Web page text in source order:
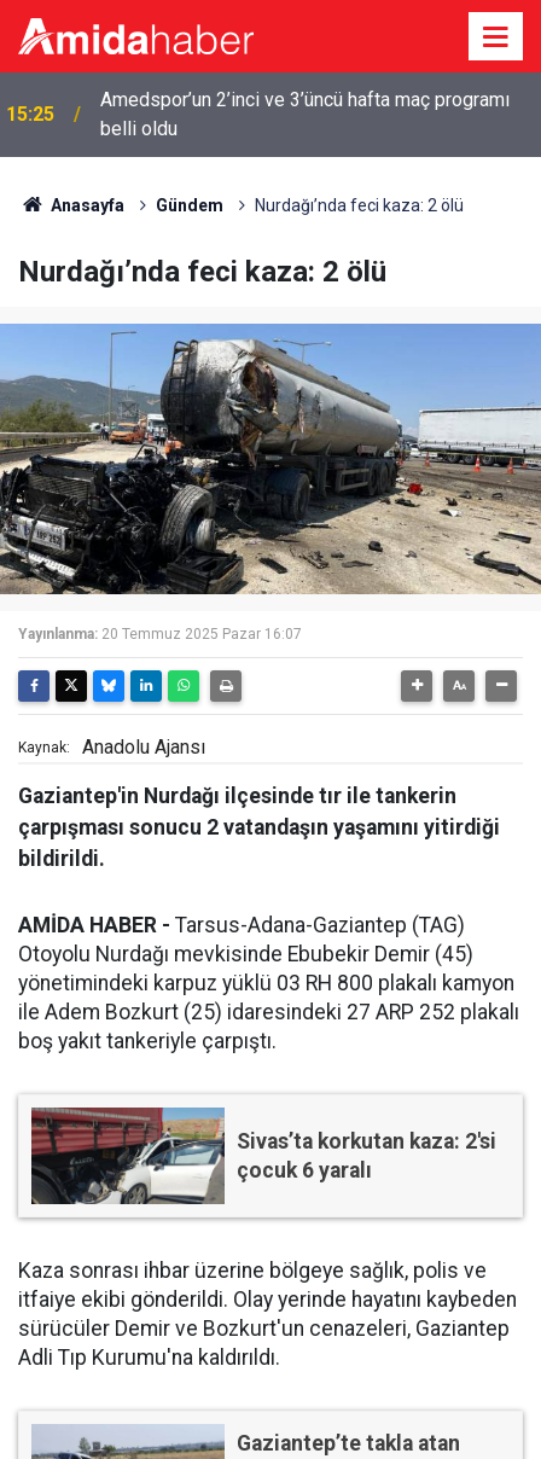
15:25
Amedspor’un 2’inci ve 3’üncü hafta maç programı
belli oldu
Anasayfa Gündem Nurdağı’nda feci kaza: 2 ölü
Nurdağı’nda feci kaza: 2 ölü
Yayınlanma: 20 Temmuz 2025 Pazar 16:07
Kaynak: Anadolu Ajansı
Gaziantep'in Nurdağı ilçesinde tır ile tankerin
çarpışması sonucu 2 vatandaşın yaşamını yitirdiği
bildirildi.
AMİDA HABER - Tarsus-Adana-Gaziantep (TAG)
Otoyolu Nurdağı mevkisinde Ebubekir Demir (45)
yönetimindeki karpuz yüklü 03 RH 800 plakalı kamyon
ile Adem Bozkurt (25) idaresindeki 27 ARP 252 plakalı
boş yakıt tankeriyle çarpıştı.
Sivas’ta korkutan kaza: 2'si
çocuk 6 yaralı
Kaza sonrası ihbar üzerine bölgeye sağlık, polis ve
itfaiye ekibi gönderildi. Olay yerinde hayatını kaybeden
sürücüler Demir ve Bozkurt'un cenazeleri, Gaziantep
Adli Tıp Kurumu'na kaldırıldı.
Gaziantep’te takla atan